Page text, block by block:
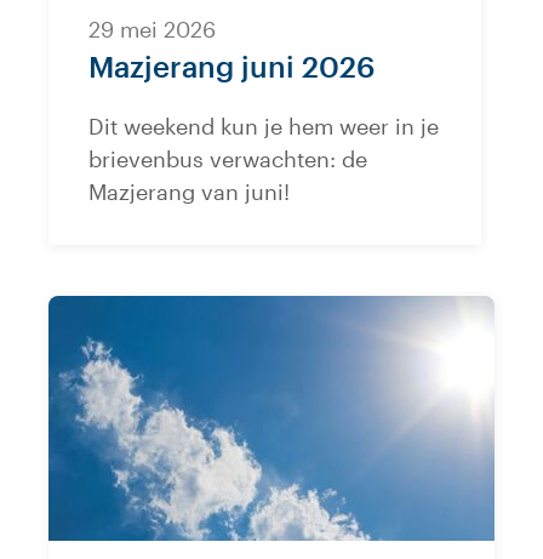
Mazjerang juni 2026
29 mei 2026
Dit weekend kun je hem weer in je
brievenbus verwachten: de
Mazjerang van juni!